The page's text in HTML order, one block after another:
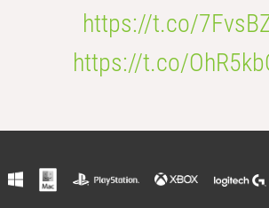
https://t.co/
https://t.co/